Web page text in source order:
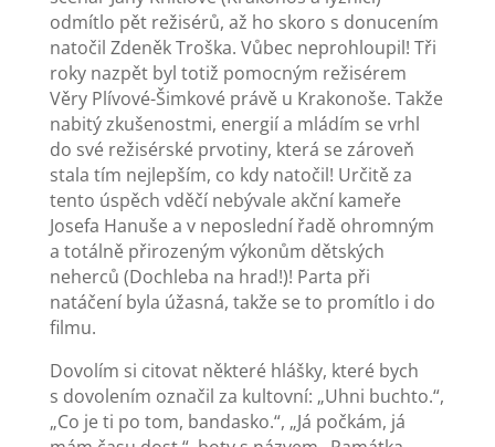
odmítlo pět režisérů, až ho skoro s donucením
natočil Zdeněk Troška. Vůbec neprohloupil! Tři
roky nazpět byl totiž pomocným režisérem
Věry Plívové-Šimkové právě u Krakonoše. Takže
nabitý zkušenostmi, energií a mládím se vrhl
do své režisérské prvotiny, která se zároveň
stala tím nejlepším, co kdy natočil! Určitě za
tento úspěch vděčí nebývale akční kameře
Josefa Hanuše a v neposlední řadě ohromným
a totálně přirozeným výkonům dětských
neherců (Dochleba na hrad!)! Parta při
natáčení byla úžasná, takže se to promítlo i do
filmu.
Dovolím si citovat některé hlášky, které bych
s dovolením označil za kultovní: „Uhni buchto.“,
„Co je ti po tom, bandasko.“, „Já počkám, já